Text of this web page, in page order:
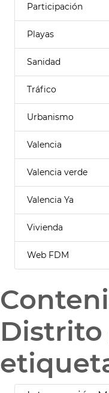
Participación
Playas
Sanidad
Tráfico
Urbanismo
Valencia
Valencia verde
Valencia Ya
Vivienda
Web FDM
Distrito